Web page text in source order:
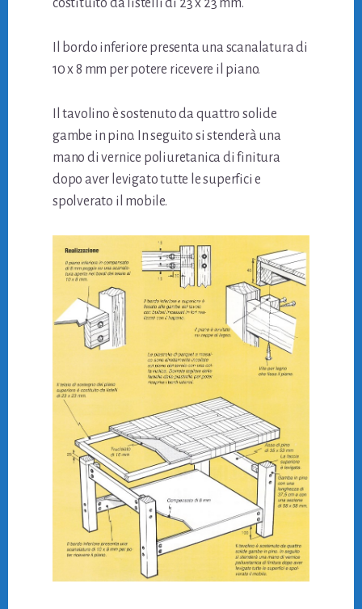
costituito da listelli di 23 x 23 mm.
Il bordo inferiore presenta una scanalatura di
10 x 8 mm per potere ricevere il piano.
Il tavolino è sostenuto da quattro solide
gambe in pino. In seguito si stenderà una
mano di vernice poliuretanica di finitura
dopo aver levigato tutte le superfici e
spolverato il mobile.